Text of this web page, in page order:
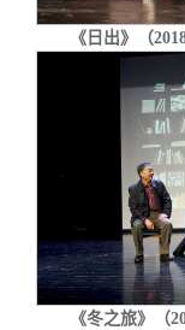
《日出》（
《冬之旅》（